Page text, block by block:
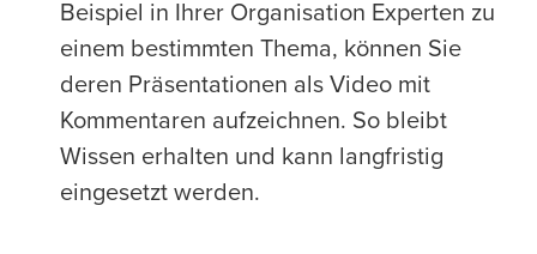
Beispiel in Ihrer Organisation Experten zu
einem bestimmten Thema, können Sie
deren Präsentationen als Video mit
Kommentaren aufzeichnen. So bleibt
Wissen erhalten und kann langfristig
eingesetzt werden.